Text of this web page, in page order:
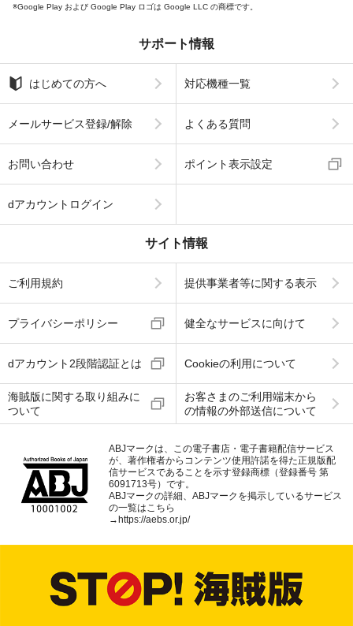
Google Play および Google Play ロゴは Google LLC の商標です。
サポート情報
はじめての方へ 対応機種一覧
メールサービス登録/解除 よくある質問
お問い合わせ ポイント表示設定
dアカウントログイン
サイト情報
ご利用規約 提供事業者等に関する表示
プライバシーポリシー 健全なサービスに向けて
dアカウント2段階認証とは Cookieの利用について
海賊版に関する取り組みに
ついて
お客さまのご利用端末から
の情報の外部送信について
ABJマークは、この電子書店・電子書籍配信サービス
が、著作権者からコンテンツ使用許諾を得た正規版配
信サービスであることを示す登録商標（登録番号 第
6091713号）です。
ABJマークの詳細、ABJマークを掲示しているサービス
の一覧はこちら
→ https://aebs.or.jp/